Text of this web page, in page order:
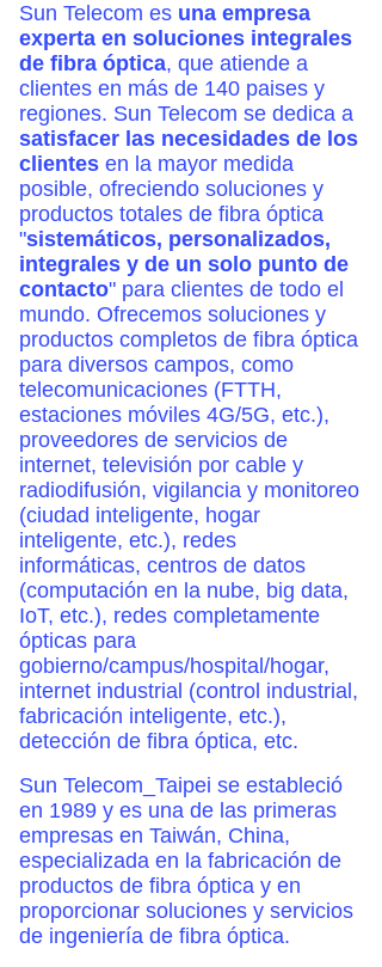
Sun Telecom es una empresa
experta en soluciones integrales
de fibra óptica, que atiende a
clientes en más de 140 paises y
regiones. Sun Telecom se dedica a
satisfacer las necesidades de los
clientes en la mayor medida
posible, ofreciendo soluciones y
productos totales de fibra óptica
"sistemáticos, personalizados,
integrales y de un solo punto de
contacto" para clientes de todo el
mundo. Ofrecemos soluciones y
productos completos de fibra óptica
para diversos campos, como
telecomunicaciones (FTTH,
estaciones móviles 4G/5G, etc.),
proveedores de servicios de
internet, televisión por cable y
radiodifusión, vigilancia y monitoreo
(ciudad inteligente, hogar
inteligente, etc.), redes
informáticas, centros de datos
(computación en la nube, big data,
IoT, etc.), redes completamente
ópticas para
gobierno/campus/hospital/hogar,
internet industrial (control industrial,
fabricación inteligente, etc.),
detección de fibra óptica, etc.
Sun Telecom_Taipei se estableció
en 1989 y es una de las primeras
empresas en Taiwán, China,
especializada en la fabricación de
productos de fibra óptica y en
proporcionar soluciones y servicios
de ingeniería de fibra óptica.